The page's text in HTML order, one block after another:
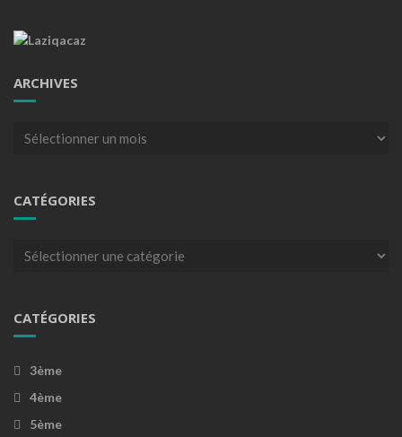
ARCHIVES
Archives
CATÉGORIES
Catégories
CATÉGORIES
3ème
4ème
5ème